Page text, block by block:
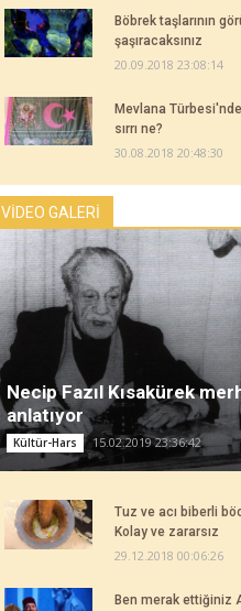
Böbrek taşlarının
şaşıracaksınız
20.09.2018 23:08:14
Mevlana
sırrı ne?
30.08.2018 20:48:30
VİDEO GALERİ
Necip Fazıl Kısakürek
anlatıyor
Kültür-Hars 15.02.2019 23:36:42
Tuz ve acı biberli
Kolay ve zararsız
29.12.2018 00:06:26
Ben merak ettiğiniz